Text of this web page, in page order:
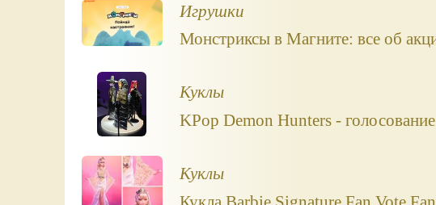
Игрушки
Монстриксы в Магните: все об
Куклы
KPop Demon Hunters -
Куклы
Кукла Barbie Signature Fan Vote